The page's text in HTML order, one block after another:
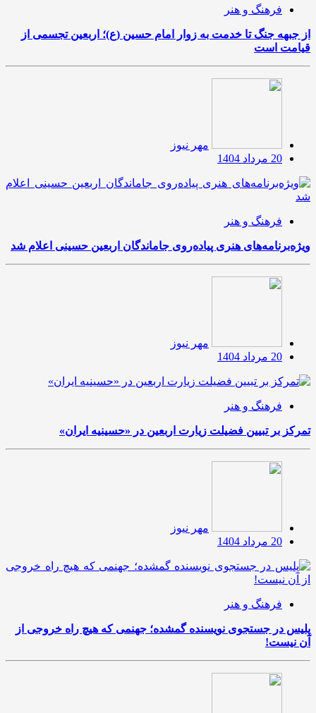
فرهنگ و هنر
از جبهه جنگ تا خدمت به زوار امام حسین (ع)؛ اربعین تجسمی از
قیامت است
مهر نیوز
20 مرداد 1404
فرهنگ و هنر
ویژه‌برنامه‌های هنری پیاده‌روی جاماندگان اربعین حسینی اعلام شد
مهر نیوز
20 مرداد 1404
فرهنگ و هنر
تمرکز بر تبیین فضیلت زیارت اربعین در «حسینیه ایران»
مهر نیوز
20 مرداد 1404
فرهنگ و هنر
پلیس در جستجوی نویسنده گمشده؛ جهنمی که هیچ راه خروجی از
آن نیست!